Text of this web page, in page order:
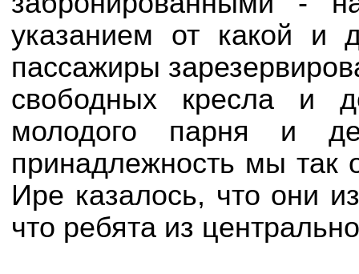
указанием от какой и
пассажиры
свободных кресла и
молодого парня и
принадлежность мы так
Ире казалось, что они
что ребята из